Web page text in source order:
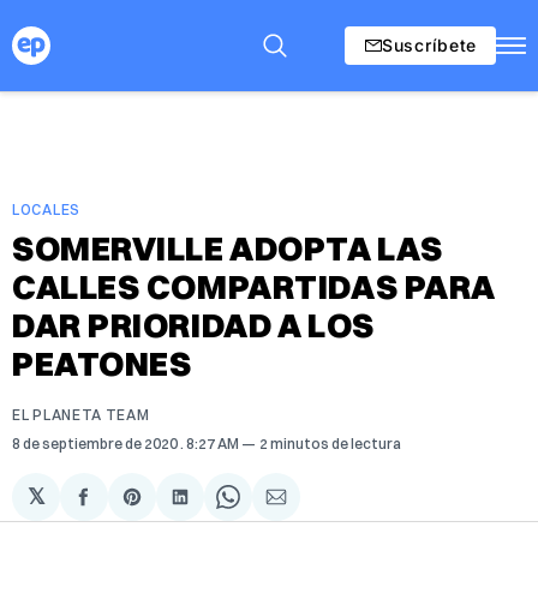
Suscríbete
LOCALES
SOMERVILLE ADOPTA LAS
CALLES COMPARTIDAS PARA
DAR PRIORIDAD A LOS
PEATONES
EL PLANETA TEAM
8 de septiembre de 2020 . 8:27 AM 2 minutos de lectura
𝕏
Compartir
en
Share
on
Compartir
en
Share
on
Compartir
via